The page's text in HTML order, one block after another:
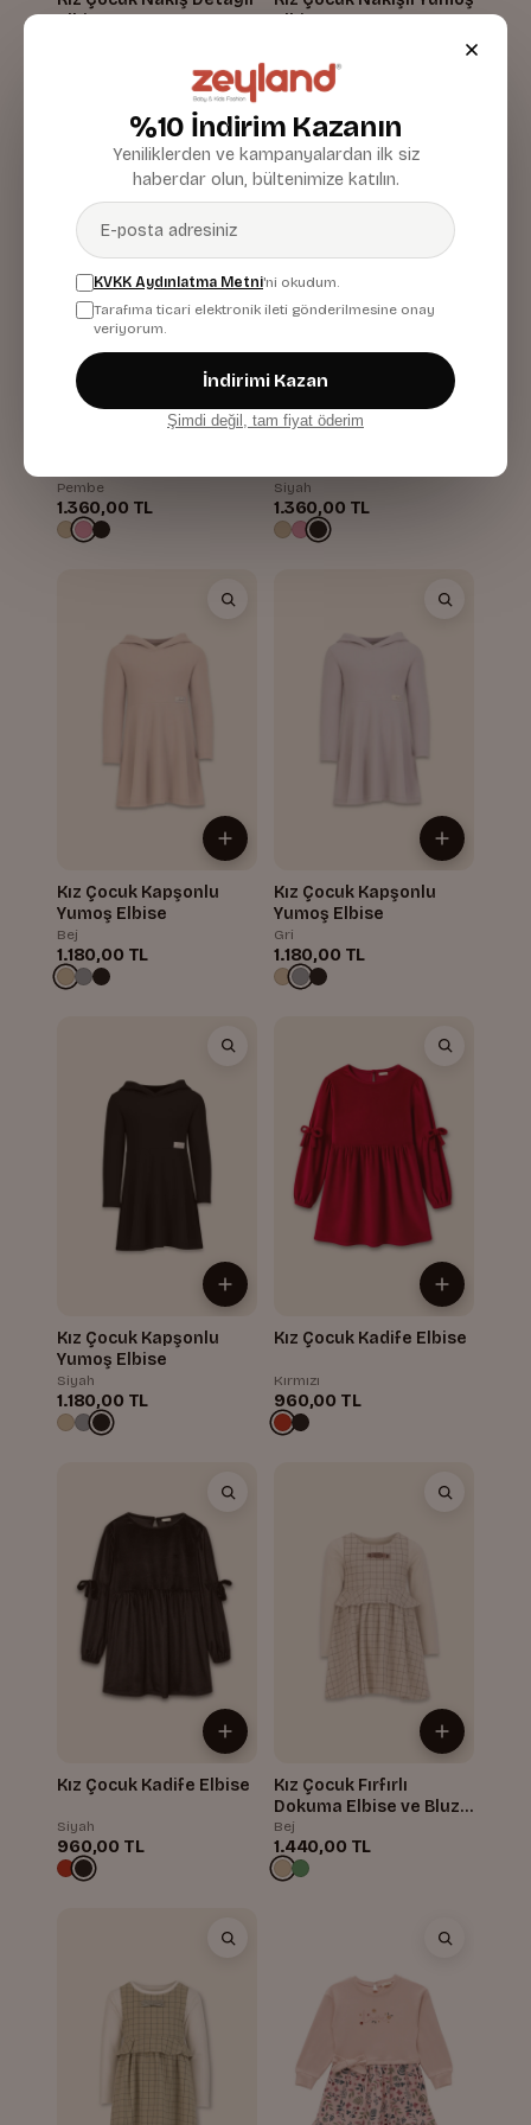
Elbise
Elbise
1.360,00 TL
Pembe
1.360,00 TL
Siyah
1.360,00 TL
Kız Çocuk Kapşonlu
Yumoş Elbise
Bej
1.180,00 TL
Kız Çocuk Kapşonlu
Yumoş Elbise
Gri
1.180,00 TL
Kız Çocuk Kapşonlu
Yumoş Elbise
Siyah
1.180,00 TL
Kız Çocuk Kadife Elbise
Kırmızı
960,00 TL
Kız Çocuk Kadife Elbise
Siyah
960,00 TL
Kız Çocuk Fırfırlı
Dokuma Elbise ve Bluz
Takım
Bej
1.440,00 TL
%10 İndirim Kazanın
Yeniliklerden ve kampanyalardan ilk siz
haberdar olun, bültenimize katılın.
KVKK Aydınlatma Metni'ni okudum.
Tarafıma ticari elektronik ileti gönderilmesine onay
veriyorum.
İndirimi Kazan
Şimdi değil, tam fiyat öderim